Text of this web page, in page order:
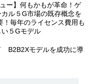
ー】何もかもが革命！ゲ
ル５G市場の既存概念を
毎年のライセンス費用も
５Gモデル
B2B2Xモデルを成功に導